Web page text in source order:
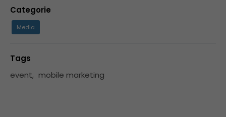
Categorie
Media
Tags
event, mobile marketing